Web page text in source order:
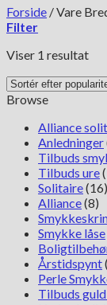
Forside /Vare
Filter
Viser 1 resultat
Browse
Alliance
Anledninger
Tilbuds
Tilbuds ure
Solitaire(16)
Alliance(8)
Smykke låse
Årstidspynt
Perle
Tilbuds